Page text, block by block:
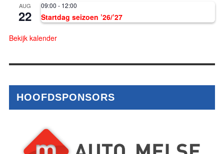
AUG
22
09:00 - 12:00
Startdag seizoen ’26/’27
Bekijk kalender
HOOFDSPONSORS